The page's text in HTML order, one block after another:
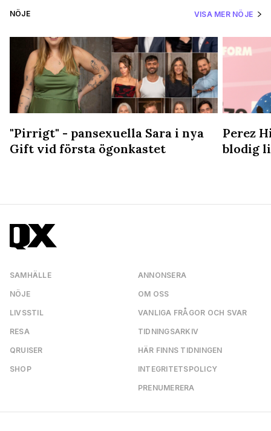
NÖJE VISA MER NÖJE
"Pirrigt" - pansexuella Sara i nya
Gift vid första ögonkastet
Perez
blodig
SAMHÄLLE
NÖJE
LIVSSTIL
RESA
QRUISER
SHOP
ANNONSERA
OM OSS
VANLIGA FRÅGOR OCH SVAR
TIDNINGSARKIV
HÄR FINNS TIDNINGEN
INTEGRITETSPOLICY
PRENUMERERA